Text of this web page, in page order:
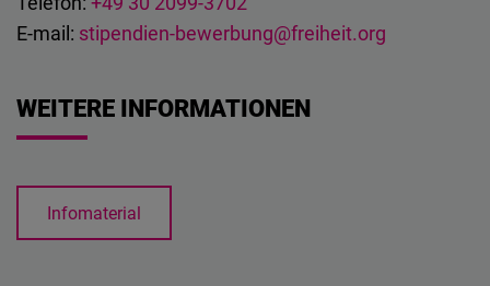
E-mail: stipendien-bewerbung@freiheit.org
WEITERE INFORMATIONEN
Infomaterial